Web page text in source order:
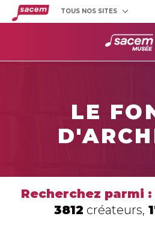
TOUS NOS SITES
des œuvres
LE
Recherchez parmi :
3812 créateurs,